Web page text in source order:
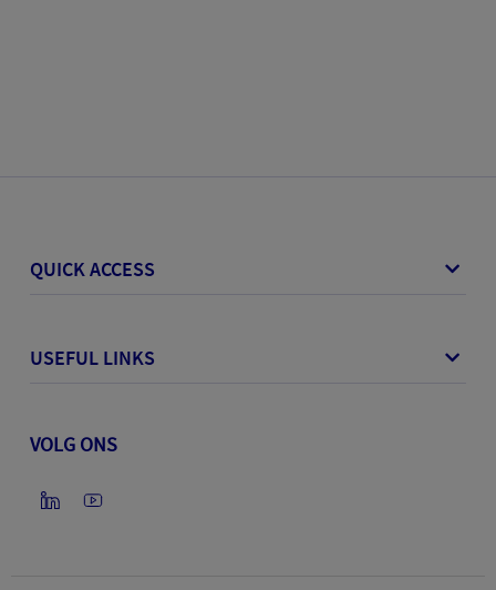
QUICK ACCESS
USEFUL LINKS
VOLG ONS